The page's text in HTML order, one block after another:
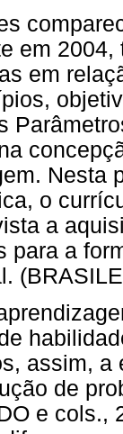
em
em
Nesta
o
a
para a
assim,
de
e cols.,